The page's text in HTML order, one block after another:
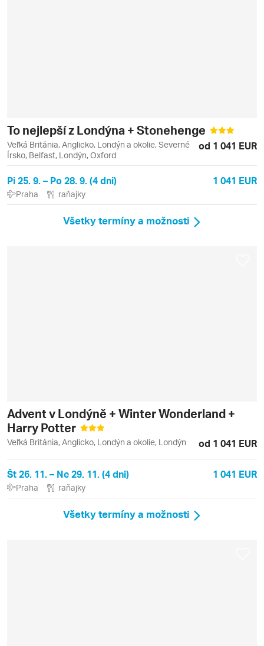
To nejlepší z Londýna + Stonehenge
Veľká Británia, Anglicko, Londýn a okolie, Severné
Írsko, Belfast, Londýn, Oxford
od 1 041 EUR
Pi 25. 9. – Po 28. 9. (4 dni) 1 041 EUR
Praha raňajky
Všetky termíny a možnosti
Advent v Londýně + Winter Wonderland +
Harry Potter
Veľká Británia, Anglicko, Londýn a okolie, Londýn od 1 041 EUR
Št 26. 11. – Ne 29. 11. (4 dni) 1 041 EUR
Praha raňajky
Všetky termíny a možnosti